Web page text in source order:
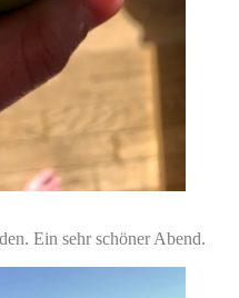
Ein sehr schöner Abend.